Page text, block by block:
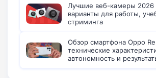
Лучшие веб-камеры 2026
варианты для работы,
стриминга
Обзор смартфона Oppo
технические
автономность и